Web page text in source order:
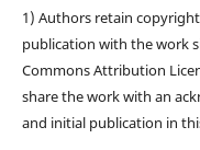
1) Authors retain
publication with the work
Commons Attribution
share the work with an
and initial publication in